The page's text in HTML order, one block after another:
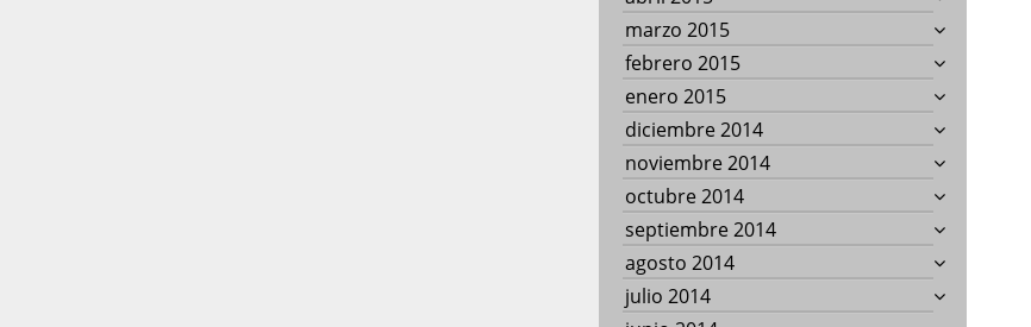
marzo 2015
febrero 2015
enero 2015
diciembre 2014
noviembre 2014
octubre 2014
septiembre 2014
agosto 2014
julio 2014